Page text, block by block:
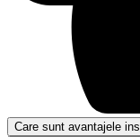
Care sunt avantajele